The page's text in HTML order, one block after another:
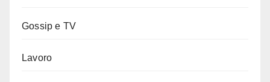
Gossip e TV
Lavoro